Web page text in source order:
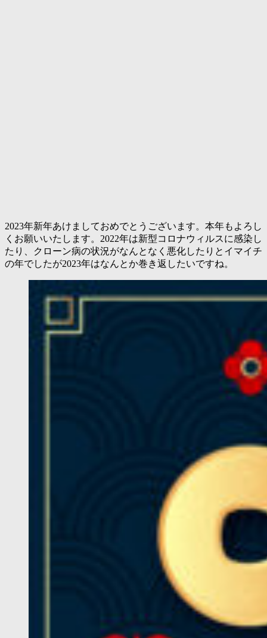
2023年新年あけましておめでとうございます。本年もよろし
くお願いいたします。2022年は新型コロナウィルスに感染し
たり、クローン病の状況がなんとなく悪化したりとイマイチ
の年でしたが2023年はなんとか巻き返したいですね。